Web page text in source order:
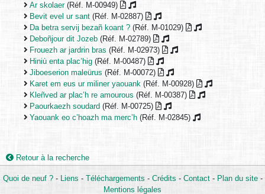
Ar skolaer(Réf. M-00949)
Bevit evel ur sant (Réf. M-02887)
Da betra servij bezañ koant ? (Réf. M-01029)
Deboñjour dit Jozeb (Réf. M-02789)
Frouezh ar jardrin bras (Réf. M-02973)
Hiniù enta plac’hig (Réf. M-00487)
Jiboeserion maleürus (Réf. M-00072)
Karet em eus ur miliner yaouank (Réf. M-00928)
Kleñved ar plac’h re amourous (Réf. M-00387)
Paourkaezh soudard (Réf. M-00725)
Yaouank eo c’hoazh ma merc’h (Réf. M-02845)
Retour à la recherche
Quoi de neuf ?- Liens - Téléchargements - Crédits - Contact- Plan du site-
Mentions légales